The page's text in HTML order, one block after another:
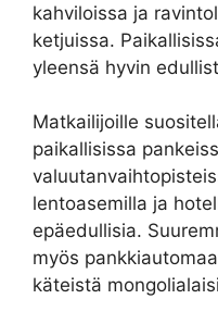
kahviloissa ja
ketjuissa.
yleensä hyvin
Matkailijoille
paikallisissa
lentoasemilla ja
epäedullisia.
myös
käteistä